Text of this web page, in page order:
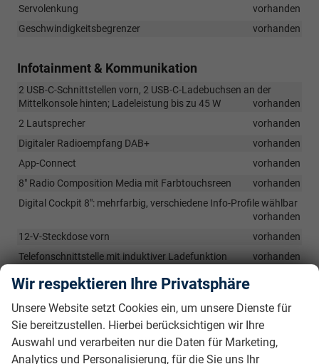
Servolenkung
vorhanden
Geschwindigkeitsbegrenzer
vorhanden
Infotainment & Kommunikation
2 USB-C-Schnittstellen vorn, 2 USB-C-Ladebuchsen an der
Mittelkonsole hinten; Ladeleistung bis zu 45 W
vorhanden
2 Lautsprecher
vorhanden
Digitaler Radioempfang DAB+
vorhanden
App-Connect
vorhanden
8" Radio Composition Media mit Farbtouchsreen
vorhanden
Digital Cockpit 8": mehrfarbig, verschiedene Info-Profile wählbar
vorhanden
12-V-Steckdose vorn
vorhanden
Telefonschnittstelle mit induktiver Ladefunktion
vorhanden
Sicherheit & Assistenz
Zentralverriegelung ohne Safe-Sicherung, mit
vorhanden
Wir respektieren Ihre Privatsphäre
Unsere Website setzt Cookies ein, um unsere Dienste für
Sie bereitzustellen. Hierbei berücksichtigen wir Ihre
Auswahl und verarbeiten nur die Daten für Marketing,
Analytics und Personalisierung, für die Sie uns Ihr